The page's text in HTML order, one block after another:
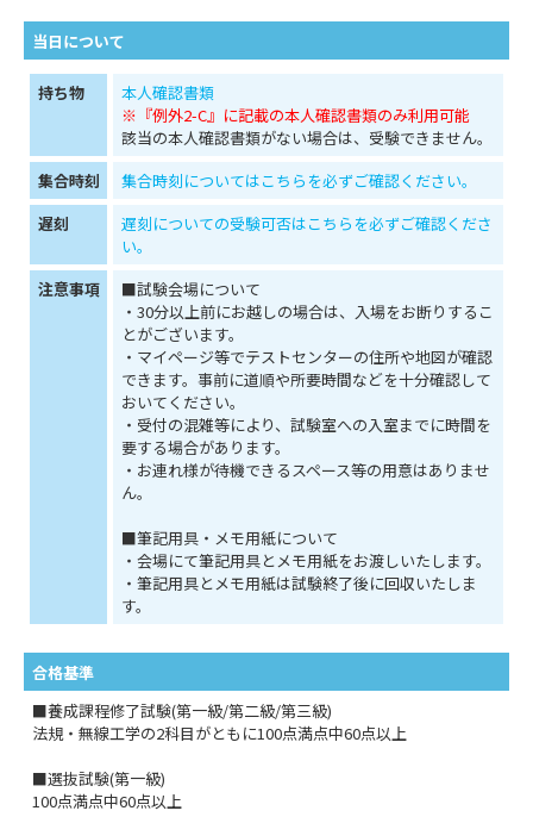
当日について
持ち物
本人確認書類
※『例外2-C』に記載の本人確認書類のみ利用可能
該当の本人確認書類がない場合は、受験できません。
集合時刻
集合時刻についてはこちらを必ずご確認ください。
遅刻
遅刻についての受験可否はこちらを必ずご確認くださ
い。
注意事項
■試験会場について
・30分以上前にお越しの場合は、入場をお断りするこ
とがございます。
・マイページ等でテストセンターの住所や地図が確認
できます。事前に道順や所要時間などを十分確認して
おいてください。
・受付の混雑等により、試験室への入室までに時間を
要する場合があります。
・お連れ様が待機できるスペース等の用意はありませ
ん。
■筆記用具・メモ用紙について
・会場にて筆記用具とメモ用紙をお渡しいたします。
・筆記用具とメモ用紙は試験終了後に回収いたしま
す。
合格基準
■養成課程修了試験(第一級/第二級/第三級)
法規・無線工学の2科目がともに100点満点中60点以上
■選抜試験(第一級)
100点満点中60点以上